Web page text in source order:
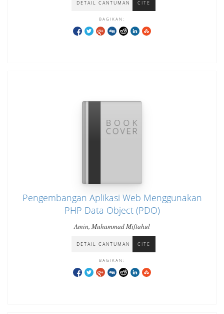
DETAIL CANTUMAN CITE
BAGIKAN:
Pengembangan Aplikasi Web Menggunakan
PHP Data Object (PDO)
Amin, Muhammad Miftahul
DETAIL CANTUMAN CITE
BAGIKAN: